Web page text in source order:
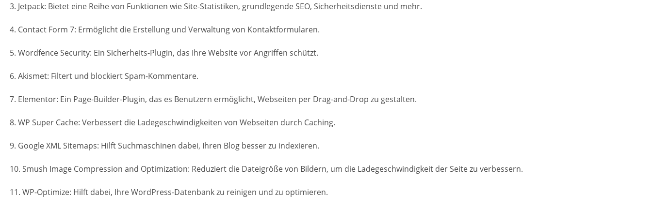
3. Jetpack: Bietet eine Reihe von Funktionen wie Site-Statistiken, grundlegende SEO, Sicherheitsdienste und mehr.
4. Contact Form 7: Ermöglicht die Erstellung und Verwaltung von Kontaktformularen.
5. Wordfence Security: Ein Sicherheits-Plugin, das Ihre Website vor Angriffen schützt.
6. Akismet: Filtert und blockiert Spam-Kommentare.
7. Elementor: Ein Page-Builder-Plugin, das es Benutzern ermöglicht, Webseiten per Drag-and-Drop zu gestalten.
8. WP Super Cache: Verbessert die Ladegeschwindigkeiten von Webseiten durch Caching.
9. Google XML Sitemaps: Hilft Suchmaschinen dabei, Ihren Blog besser zu indexieren.
10. Smush Image Compression and Optimization: Reduziert die Dateigröße von Bildern, um die Ladegeschwindigkeit der Seite zu verbessern.
11. WP-Optimize: Hilft dabei, Ihre WordPress-Datenbank zu reinigen und zu optimieren.